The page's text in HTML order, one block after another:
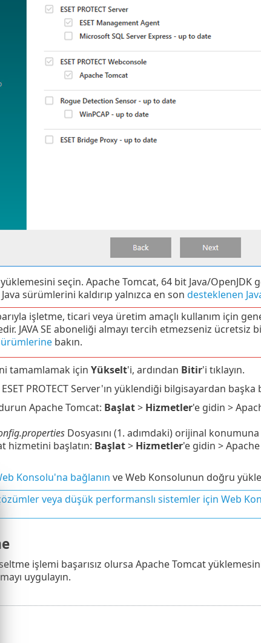
seçin. Apache Tomcat, 64 bit Java/
sürümlerini kaldırıp yalnızca en son desteklenen
işletme, ticari veya üretim amaçlı kullanım için
JAVA SE aboneliği almayı tercih etmezseniz ücretsiz
bakın.
tamamlamak için Yükselt'i, ardından Bitir'i tıklayın.
PROTECT Server'ın yüklendiği bilgisayardan
Apache Tomcat: Başlat> Hizmetler'e gidin >
Dosyasını (1. adımdaki) orijinal
hizmetini başlatın: Başlat> Hizmetler'e gidin >
Konsolu'na bağlanın ve Web Konsolunun doğru
veya düşük performanslı sistemler için Web
işlemi başarısız olursa Apache Tomcat
uygulayın.